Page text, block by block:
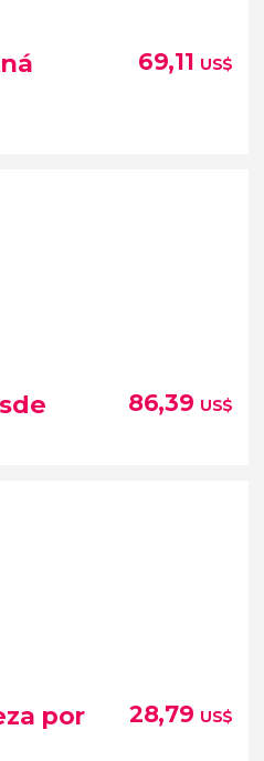
o la Isla de Kampa.
69,11 US$
Kutná Hora 86,39 US$
del Elba
por
28,79 US$